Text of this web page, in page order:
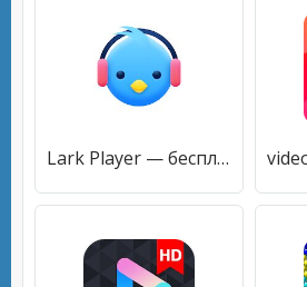
Lark Player — бесплатный плеер для MP3 и Youtube